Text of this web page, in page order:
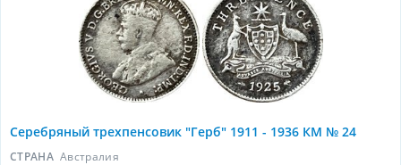
Серебряный трехпенсовик "Герб" 1911 - 1936 КМ № 24
СТРАНА Австралия